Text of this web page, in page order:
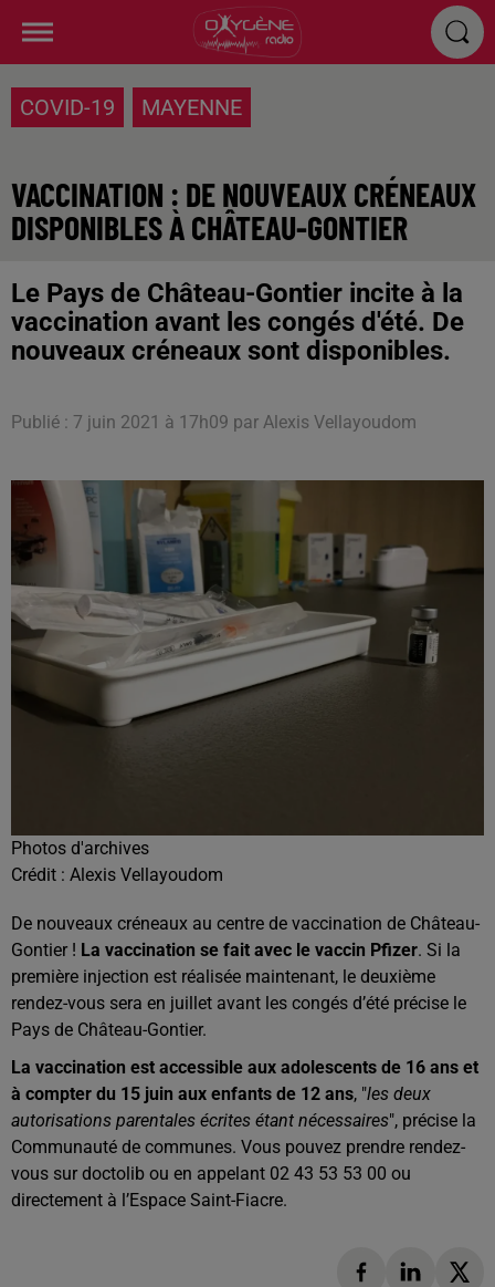
COVID-19 MAYENNE
VACCINATION : DE NOUVEAUX CRÉNEAUX
DISPONIBLES À CHÂTEAU-GONTIER
Le Pays de Château-Gontier incite à la
vaccination avant les congés d'été. De
nouveaux créneaux sont disponibles.
Publié : 7 juin 2021 à 17h09 par Alexis Vellayoudom
Photos d'archives
Crédit : Alexis Vellayoudom
De nouveaux créneaux au centre de vaccination de Château-
Gontier ! La vaccination se fait avec le vaccin Pfizer. Si la
première injection est réalisée maintenant, le deuxième
rendez-vous sera en juillet avant les congés d’été précise le
Pays de Château-Gontier.
La vaccination est accessible aux adolescents de 16 ans et
à compter du 15 juin aux enfants de 12 ans, "les deux
autorisations parentales écrites étant nécessaires", précise la
Communauté de communes. Vous pouvez prendre rendez-
vous sur doctolib ou en appelant 02 43 53 53 00 ou
directement à l’Espace Saint-Fiacre.